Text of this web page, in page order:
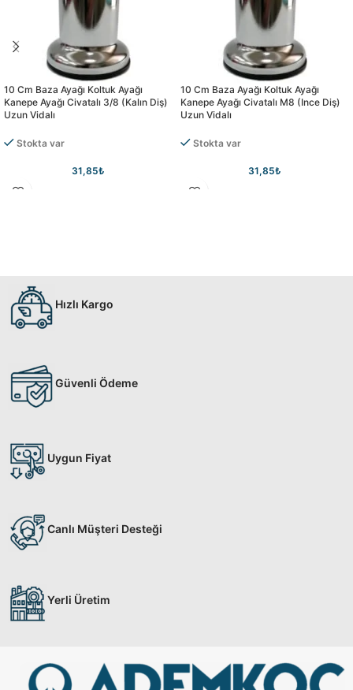
10 Cm Baza Ayağı Koltuk Ayağı
Kanepe Ayağı Civatalı 3/8 (kalın Diş)
Uzun Vidalı
Stokta var
31,85₺
10 Cm Baza Ayağı Koltuk Ayağı
Kanepe Ayağı Civatalı M8 (ince Diş)
Uzun Vidalı
Stokta var
31,85₺
Hızlı Kargo
Güvenli Ödeme
Uygun Fiyat
Canlı Müşteri Desteği
Yerli Üretim